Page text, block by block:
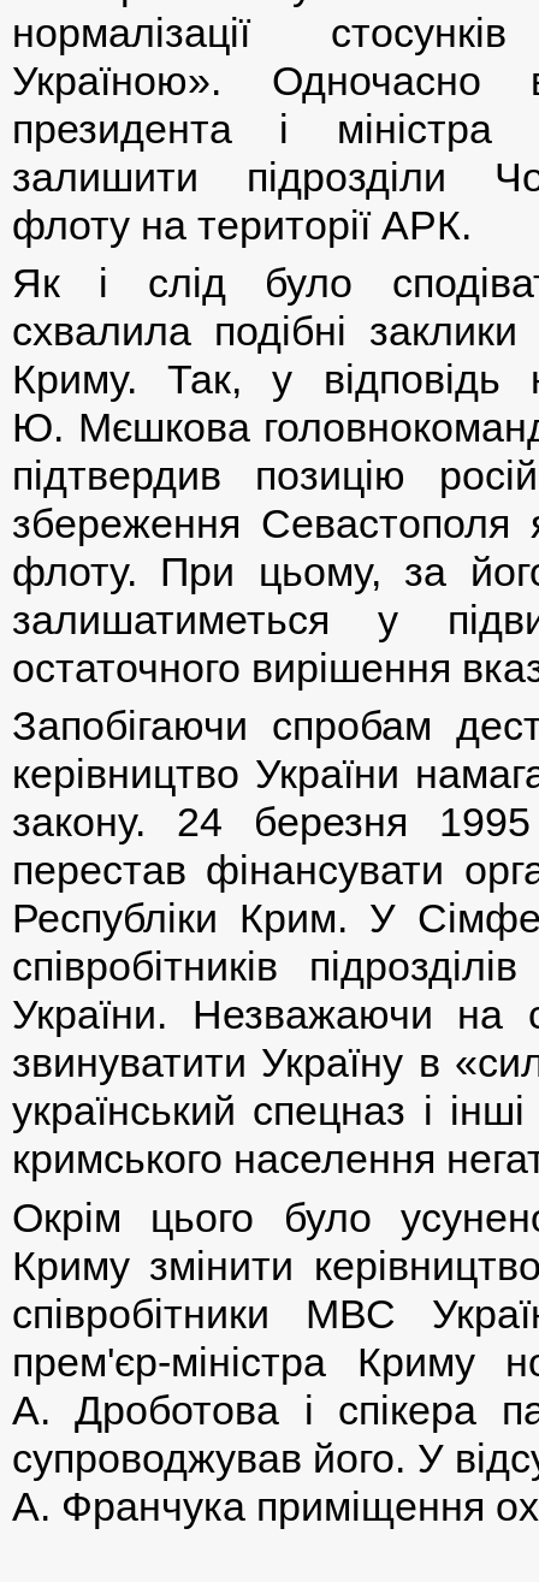
нормалізації
Україною». Одночасно
президента і
залишити підрозділи
флоту на території АРК.
Як і слід було
схвалила подібні
Криму. Так, у відповідь
Ю. Мєшкова
підтвердив позицію
збереження Севастополя
флоту. При цьому, за
залишатиметься у
остаточного вирішення
Запобігаючи спробам
керівництво України
закону. 24 березня 1995
перестав фінансувати
Республіки Крим. У
співробітників
України. Незважаючи на
звинуватити Україну в
український спецназ і
кримського населення
Окрім цього було
Криму змінити
співробітники МВС
прем'єр-міністра Криму
А. Дроботова і спікера
супроводжував його. У
А. Франчука приміщення